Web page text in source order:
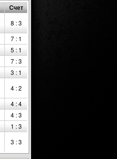
Счет
8 : 3
7 : 1
5 : 1
7 : 3
3 : 1
4 : 2
4 : 4
4 : 3
1 : 3
3 : 3